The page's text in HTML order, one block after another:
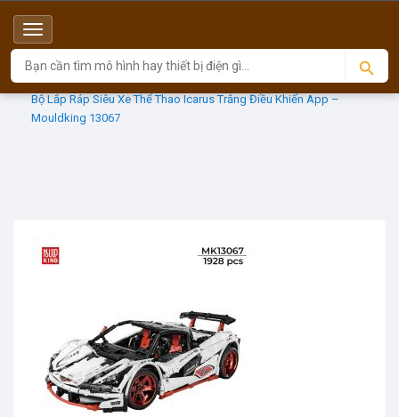
Menu
Top
Sản phẩm MOULD KING
Bộ Lắp Ráp Siêu Xe Thể Thao Icarus Trắng Điều Khiển App –
Mouldking 13067